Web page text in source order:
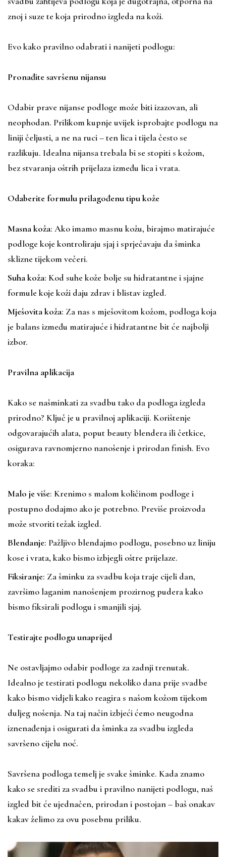
znoj i suze te koja prirodno izgleda na koži.
Evo kako pravilno odabrati i nanijeti podlogu:
Pronađite savršenu nijansu
Odabir prave nijanse podloge može biti izazovan, ali
neophodan. Prilikom kupnje uvijek isprobajte podlogu na
liniji čeljusti, a ne na ruci – ten lica i tijela često se
razlikuju. Idealna nijansa trebala bi se stopiti s kožom,
bez stvaranja oštrih prijelaza između lica i vrata.
Odaberite formulu prilagođenu tipu kože
Masna koža: Ako imamo masnu kožu, birajmo matirajuće
podloge koje kontroliraju sjaj i sprječavaju da šminka
sklizne tijekom večeri.
Suha koža: Kod suhe kože bolje su hidratantne i sjajne
formule koje koži daju zdrav i blistav izgled.
Mješovita koža: Za nas s mješovitom kožom, podloga koja
je balans između matirajuće i hidratantne bit će najbolji
izbor.
Pravilna aplikacija
Kako se našminkati za svadbu tako da podloga izgleda
prirodno? Ključ je u pravilnoj aplikaciji. Korištenje
odgovarajućih alata, poput beauty blendera ili četkice,
osigurava ravnomjerno nanošenje i prirodan finish. Evo
koraka:
Malo je više: Krenimo s malom količinom podloge i
postupno dodajmo ako je potrebno. Previše proizvoda
može stvoriti težak izgled.
Blendanje: Pažljivo blendajmo podlogu, posebno uz liniju
kose i vrata, kako bismo izbjegli oštre prijelaze.
Fiksiranje: Za šminku za svadbu koja traje cijeli dan,
završimo laganim nanošenjem prozirnog pudera kako
bismo fiksirali podlogu i smanjili sjaj.
Testirajte podlogu unaprijed
Ne ostavljajmo odabir podloge za zadnji trenutak.
Idealno je testirati podlogu nekoliko dana prije svadbe
kako bismo vidjeli kako reagira s našom kožom tijekom
duljeg nošenja. Na taj način izbjeći ćemo neugodna
iznenađenja i osigurati da šminka za svadbu izgleda
savršeno cijelu noć.
Savršena podloga temelj je svake šminke. Kada znamo
kako se srediti za svadbu i pravilno nanijeti podlogu, naš
izgled bit će ujednačen, prirodan i postojan – baš onakav
kakav želimo za ovu posebnu priliku.